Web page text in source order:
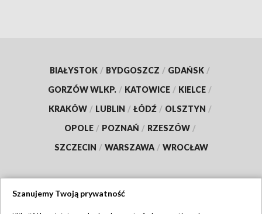
BIAŁYSTOK / BYDGOSZCZ / GDAŃSK /
GORZÓW WLKP. / KATOWICE / KIELCE /
KRAKÓW / LUBLIN / ŁÓDŹ / OLSZTYN /
OPOLE / POZNAŃ / RZESZÓW /
SZCZECIN / WARSZAWA / WROCŁAW
Szanujemy Twoją prywatność